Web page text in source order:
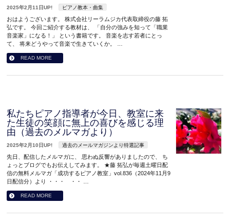
2025年2月11日UP! ピアノ教本・曲集
おはようございます。 株式会社リーラムジカ代表取締役の藤 拓
弘です。 今回ご紹介する教材は、 「自分の強みを知って「職業
音楽家」になる！」 という書籍です。 音楽を志す若者にとっ
て、 将来どうやって音楽で生きていくか。 …
READ MORE
私たちピアノ指導者が今日、教室に来
た生徒の笑顔に無上の喜びを感じる理
由（過去のメルマガより）
2025年2月10日UP! 過去のメールマガジンより特選記事
先日、配信したメルマガに、 思わぬ反響がありましたので、 ち
ょっとブログでもお伝えしてみます。 ★藤 拓弘が毎週土曜日配
信の無料メルマガ「成功するピアノ教室」vol.836（2024年11月9
日配信分）より ・・・ ・・ …
READ MORE